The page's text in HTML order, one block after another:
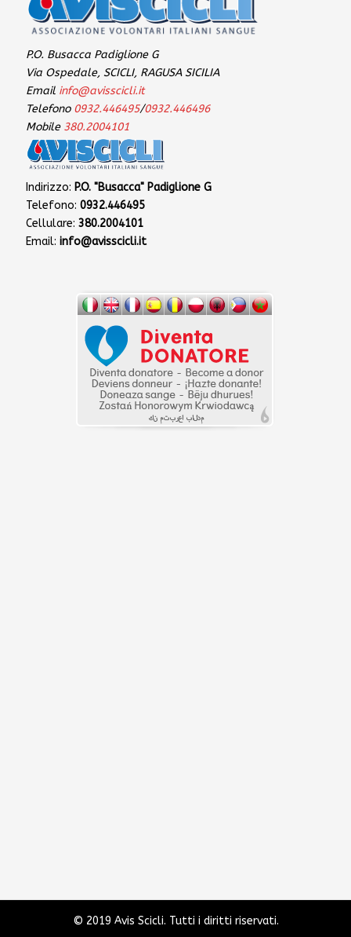
P.O. Busacca Padiglione G
Via Ospedale, SCICLI, RAGUSA SICILIA
Email info@avisscicli.it
Telefono 0932.446495/0932.446496
Mobile 380.2004101
Indirizzo: P.O. "Busacca" Padiglione G
Telefono: 0932.446495
Cellulare: 380.2004101
Email: info@avisscicli.it
© 2019 Avis Scicli. Tutti i diritti riservati.